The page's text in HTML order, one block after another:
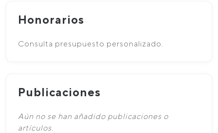
Honorarios
Consulta presupuesto personalizado.
Publicaciones
Aún no se han añadido publicaciones o
artículos.